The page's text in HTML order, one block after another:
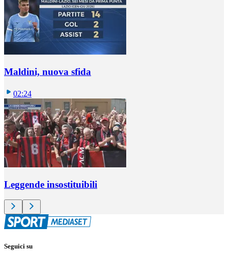
Maldini, nuova sfida
02:24
Leggende insostituibili
Seguici su